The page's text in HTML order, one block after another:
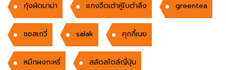
กุ้งผัดมาม่า แกงจืดเต้าหู้ใบตำลึง greentea
ซอสเกวี่ salak คุกกี้เนย
หมึกผงกะหรี่ สลัดสไตล์ญี่ปุ่น